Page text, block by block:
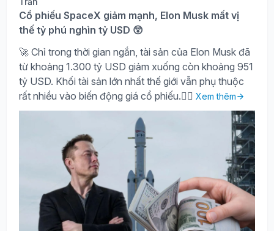
Cổ phiếu SpaceX giảm mạnh, Elon Musk mất vị
thế tỷ phú nghìn tỷ USD 😲
🚀 Chỉ trong thời gian ngắn, tài sản của Elon Musk đã
từ khoảng 1.300 tỷ USD giảm xuống còn khoảng 951
tỷ USD. Khối tài sản lớn nhất thế giới vẫn phụ thuộc
rất nhiều vào biến động giá cổ phiếu.🤷‍♀️ Xem thêm